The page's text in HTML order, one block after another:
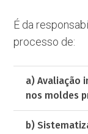
É da
processo de:
a) Avaliação
nos moldes
b)